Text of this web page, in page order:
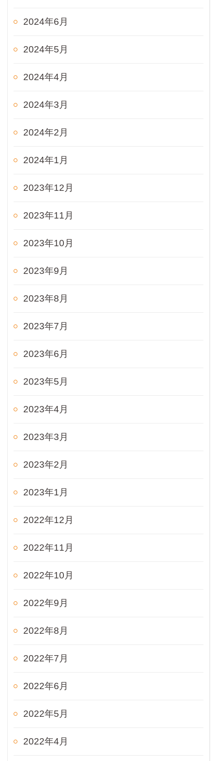
2024年6月
2024年5月
2024年4月
2024年3月
2024年2月
2024年1月
2023年12月
2023年11月
2023年10月
2023年9月
2023年8月
2023年7月
2023年6月
2023年5月
2023年4月
2023年3月
2023年2月
2023年1月
2022年12月
2022年11月
2022年10月
2022年9月
2022年8月
2022年7月
2022年6月
2022年5月
2022年4月